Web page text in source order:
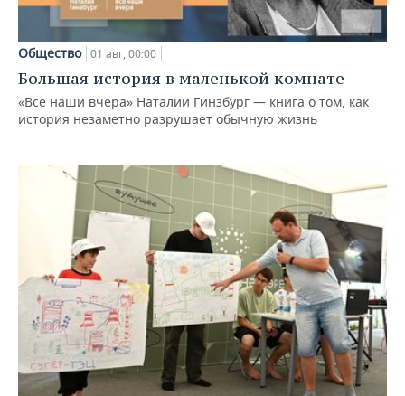
Общество 01 авг, 00:00
Большая история в маленькой комнате
«Все наши вчера» Наталии Гинзбург — книга о том, как
история незаметно разрушает обычную жизнь